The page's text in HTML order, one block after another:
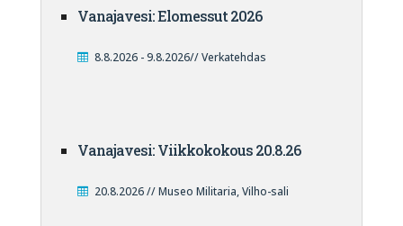
Vanajavesi: Elomessut 2026
8.8.2026 - 9.8.2026// Verkatehdas
Vanajavesi: Viikkokokous 20.8.26
20.8.2026 // Museo Militaria, Vilho-sali